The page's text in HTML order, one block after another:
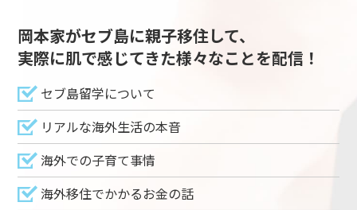
岡本家がセブ島に親子移住して、
実際に肌で感じてきた様々なことを配信！
セブ島留学について
リアルな海外生活の本音
海外での子育て事情
海外移住でかかるお金の話